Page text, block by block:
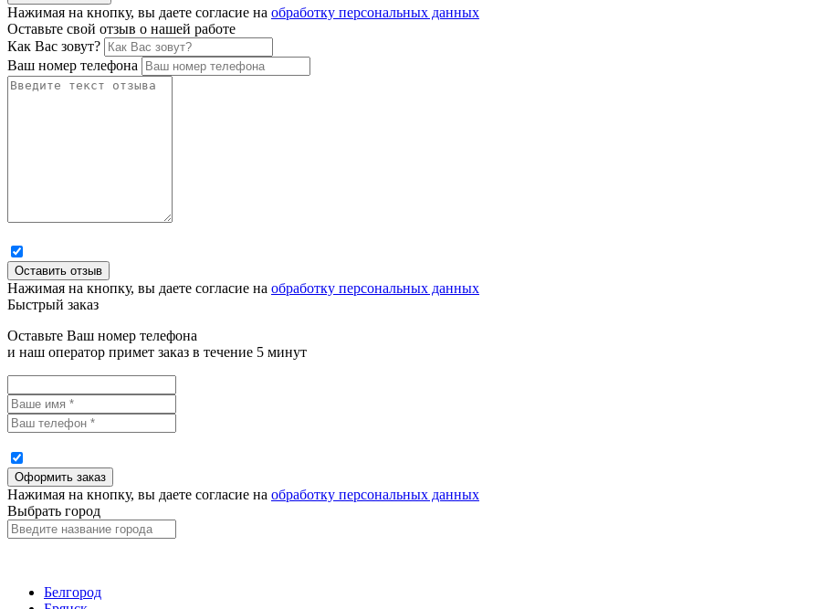
Нажимая на кнопку, вы даете согласие на обработку персональных данных
Оставьте свой отзыв о нашей работе
Как Вас зовут?
Ваш номер телефона
Нажимая на кнопку, вы даете согласие на обработку персональных данных
Быстрый заказ
Оставьте Ваш номер телефона
и наш оператор примет заказ в течение 5 минут
Нажимая на кнопку, вы даете согласие на обработку персональных данных
Выбрать город
Белгород